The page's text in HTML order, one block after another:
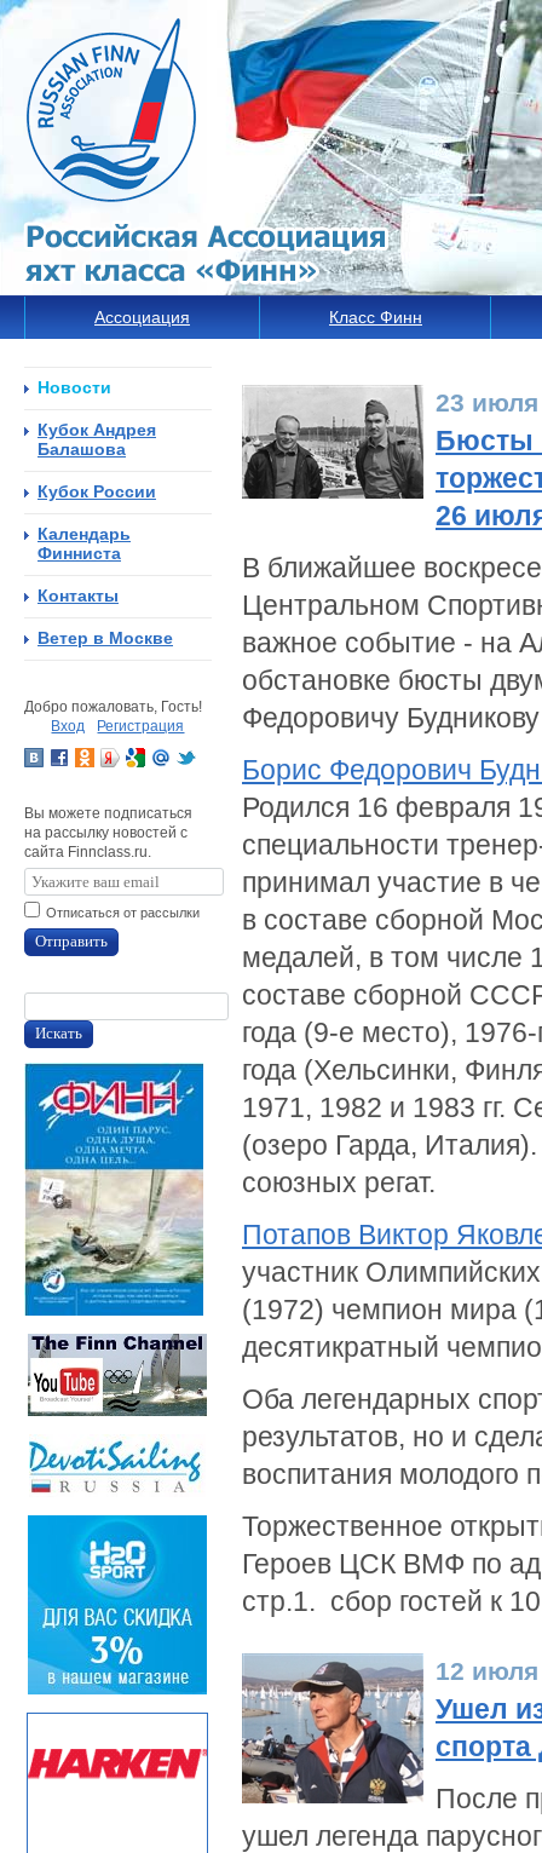
Ассоциация Класс Финн
23 июля
Бюсты
26
В ближайшее
Центральном
важное событие - на
обстановке бюсты
Федоровичу
Борис Федорович
Родился 16 февраля
специальности
принимал участие в
в составе сборной
медалей, в том числе
составе сборной
года (9-е место),
года (Хельсинки,
1971, 1982 и 1983 гг.
(озеро Гарда,
союзных регат.
Потапов Виктор
участник
(1972) чемпион мира
десятикратный
Оба легендарных
результатов, но и
воспитания молодого
Торжественное
Героев ЦСК ВМФ по
стр.1. сбор гостей к
12 июля
Ушел
После
ушел легенда
Новости
Кубок Андрея
Балашова
Кубок России
Календарь
Финниста
Контакты
Ветер в Москве
Добро пожаловать, Гость!
Вход
Регистрация
Вы можете подписаться
на рассылку новостей с
сайта Finnclass.ru.
Отписаться от рассылки
Отправить
Искать